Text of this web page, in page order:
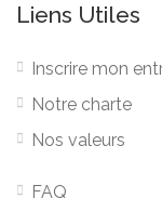
Liens Utiles
Inscrire mon
Notre charte
Nos valeurs
FAQ